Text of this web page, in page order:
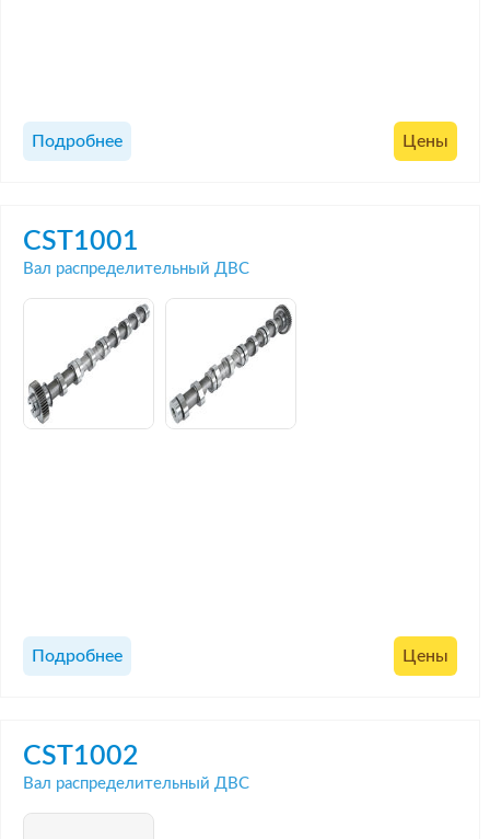
Подробнее Цены
CST1001
Вал распределительный ДВС
Подробнее Цены
CST1002
Вал распределительный ДВС